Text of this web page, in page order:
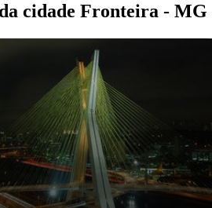
cidade Fronteira - MG